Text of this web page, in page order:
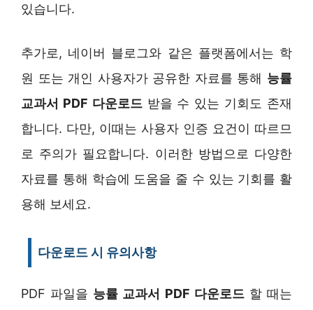
있습니다.
추가로, 네이버 블로그와 같은 플랫폼에서는 학
원 또는 개인 사용자가 공유한 자료를 통해 능률
교과서 PDF 다운로드받을 수 있는 기회도 존재
합니다. 다만, 이때는 사용자 인증 요건이 따르므
로 주의가 필요합니다. 이러한 방법으로 다양한
자료를 통해 학습에 도움을 줄 수 있는 기회를 활
용해 보세요.
다운로드 시 유의사항
PDF 파일을 능률 교과서 PDF 다운로드할 때는